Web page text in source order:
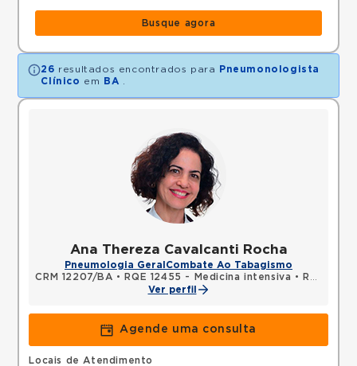
Busque agora
26 resultados encontrados para
Pneumonologista
Clínico em BA
Ana Thereza Cavalcanti Rocha
Pneumologia Geral Combate Ao Tabagismo
CRM 12207/BA • RQE 12455 - Medicina intensiva •
RQE 21372 - Pneumologia
Ver perfil
Agende uma consulta
Locais de Atendimento